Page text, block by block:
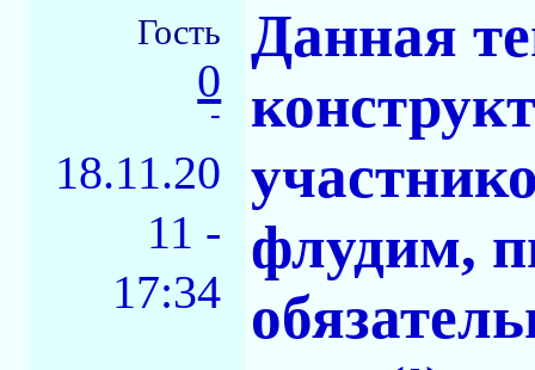
Гость
0
-
18.11.20
11 -
17:34
Данная
флудим,